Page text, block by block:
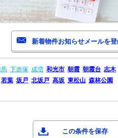
下赤塚 成増 和光市 朝霞 朝霞台 志木
若葉 坂戸 北坂戸 高坂 東松山 森林公園
この条件を保存